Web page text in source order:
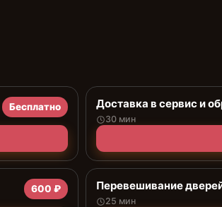
Бесплатно Доставка в сервис и
30 мин
600 ₽ Перевешивание
25 мин